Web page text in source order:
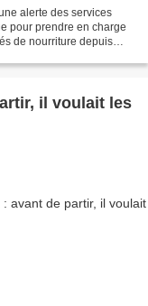
alerte des services
pour prendre en charge
de nourriture depuis
il voulait les